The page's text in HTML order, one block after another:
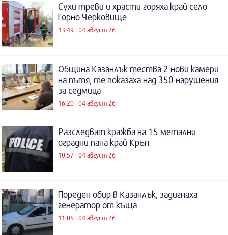
Сухи треви и храсти горяха край село
Горно Черковище
13:49 | 04 август 26
Община Казанлък тества 2 нови камери
на пътя, те показаха над 350 нарушения
за седмица
16:20 | 04 август 26
Разследват кражба на 15 метални
оградни пана край Крън
10:57 | 04 август 26
Пореден обир в Казанлък, задигнаха
генератор от къща
11:05 | 04 август 26